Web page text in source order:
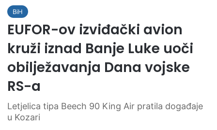
BiH
EUFOR-ov izviđački avion
kruži iznad Banje Luke uoči
obilježavanja Dana vojske
RS-a
Letjelica tipa Beech 90 King Air pratila događaje
u Kozari